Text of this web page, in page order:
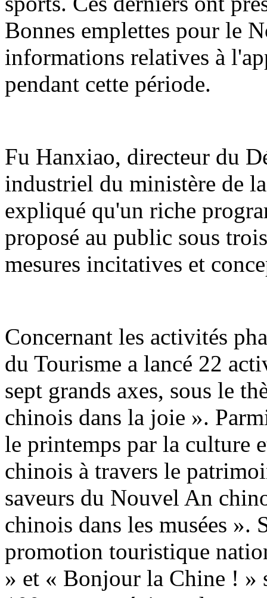
Bonnes emplettes pour le
informations relatives à
pendant cette période.
Fu Hanxiao, directeur du
industriel du ministère de
expliqué qu'un riche
proposé au public sous
mesures incitatives et
Concernant les activités
du Tourisme a lancé 22
sept grands axes, sous le
chinois dans la joie ».
le printemps par la culture
chinois à travers le
saveurs du Nouvel An
chinois dans les musées ».
promotion touristique
» et « Bonjour la Chine ! »